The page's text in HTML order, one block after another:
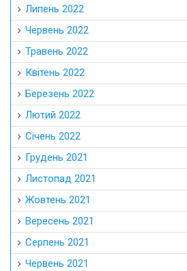
Липень 2022
Червень 2022
Травень 2022
Квітень 2022
Березень 2022
Лютий 2022
Січень 2022
Грудень 2021
Листопад 2021
Жовтень 2021
Вересень 2021
Серпень 2021
Червень 2021